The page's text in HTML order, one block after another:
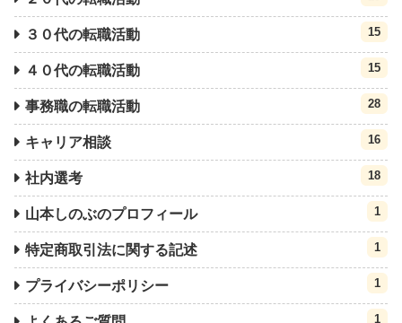
３０代の転職活動 15
４０代の転職活動 15
事務職の転職活動 28
キャリア相談 16
社内選考 18
山本しのぶのプロフィール 1
特定商取引法に関する記述 1
プライバシーポリシー 1
1